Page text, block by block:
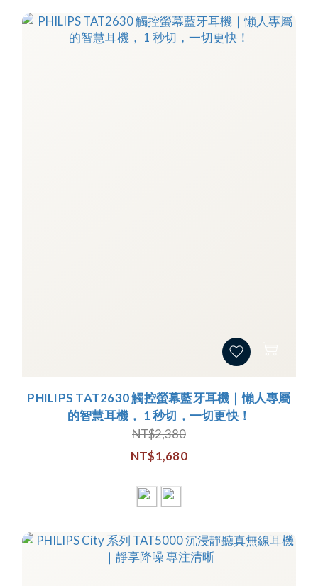
PHILIPS TAT2630 觸控螢幕藍牙耳機｜懶人專屬
的智慧耳機， 1 秒切，一切更快！
NT$2,380
NT$1,680